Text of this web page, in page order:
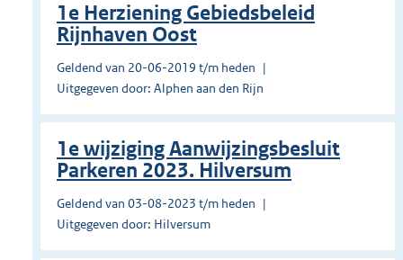
1e Herziening Gebiedsbeleid
Rijnhaven Oost
Geldend van 20-06-2019 t/m heden
Uitgegeven door: Alphen aan den Rijn
1e wijziging Aanwijzingsbesluit
Parkeren 2023. Hilversum
Geldend van 03-08-2023 t/m heden
Uitgegeven door: Hilversum